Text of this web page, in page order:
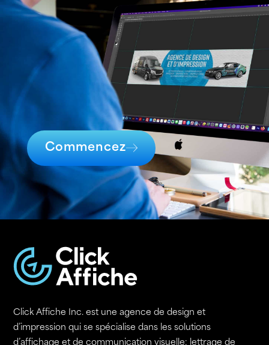
Commencez
Click Affiche Inc. est une agence de design et
d’impression qui se spécialise dans les solutions
d’affichage et de communication visuelle: lettrage de